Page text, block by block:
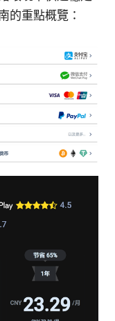
的重點概覽：